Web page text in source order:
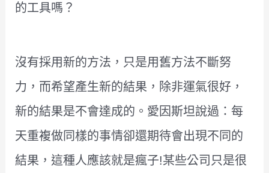
的工具嗎？
沒有採用新的方法，只是用舊方法不斷努
力，而希望產生新的結果，除非運氣很好，
新的結果是不會達成的。愛因斯坦說過：每
天重複做同樣的事情卻還期待會出現不同的
結果，這種人應該就是瘋子!某些公司只是很